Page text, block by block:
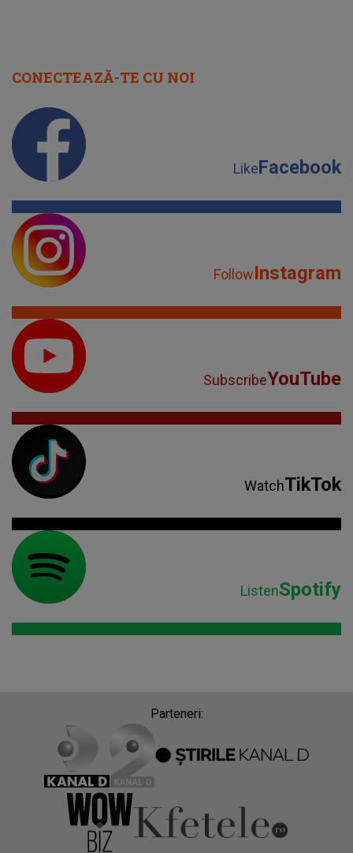
CONECTEAZĂ-TE CU NOI
LikeFacebook
FollowInstagram
SubscribeYouTube
WatchTikTok
ListenSpotify
Parteneri: